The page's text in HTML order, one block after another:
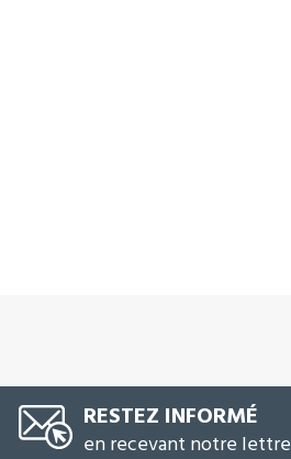
RESTEZ INFORMÉ
en recevant notre lettre